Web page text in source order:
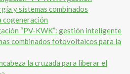
“PV-KWK”: gestión inteligente
combinados fotovoltaicos para la